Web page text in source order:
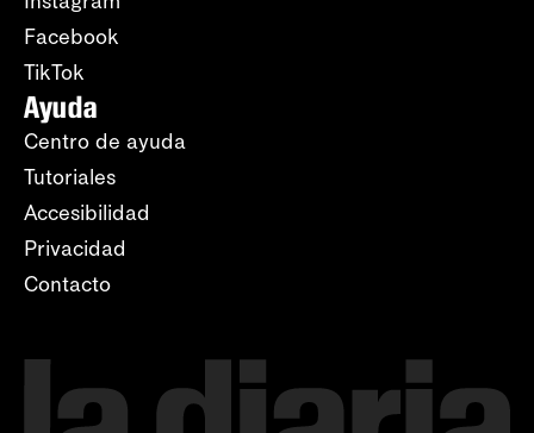
Facebook
TikTok
Ayuda
Centro de ayuda
Tutoriales
Accesibilidad
Privacidad
Contacto